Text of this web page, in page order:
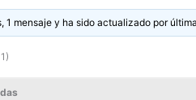
1 mensaje y ha sido actualizado por